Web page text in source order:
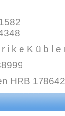
i k e K ü b l e
HRB 178642